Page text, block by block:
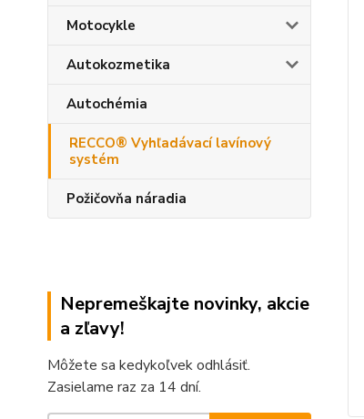
Motocykle
Autokozmetika
Autochémia
RECCO® Vyhľadávací lavínový
systém
Požičovňa náradia
Nepremeškajte novinky, akcie
a zľavy!
Môžete sa kedykoľvek odhlásiť.
Zasielame raz za 14 dní.